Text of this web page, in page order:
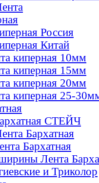
Россия
Китай
киперная 10мм
киперная 15мм
киперная 20мм
киперная 25-
СТЕЙЧ
Бархатная
Бархатная
Лента
и Триколор